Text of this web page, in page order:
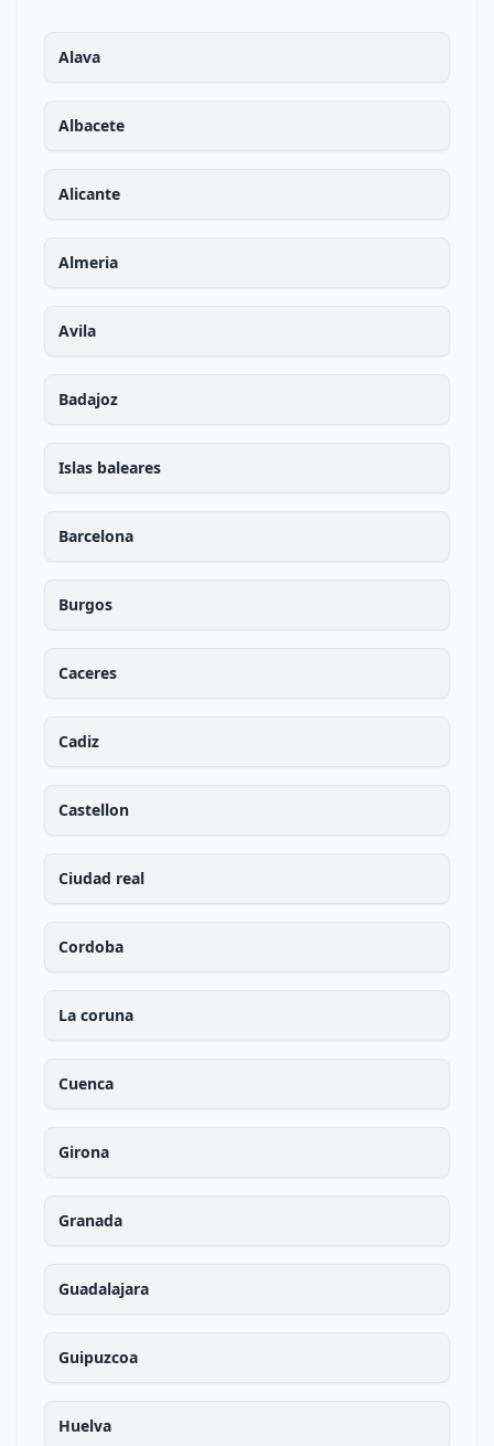
Alava
Albacete
Alicante
Almeria
Avila
Badajoz
Islas baleares
Barcelona
Burgos
Caceres
Cadiz
Castellon
Ciudad real
Cordoba
La coruna
Cuenca
Girona
Granada
Guadalajara
Guipuzcoa
Huelva